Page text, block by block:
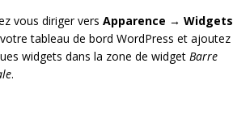
vous diriger vers Apparence → Widgets
tableau de bord WordPress et ajoutez
widgets dans la zone de widget Barre
.